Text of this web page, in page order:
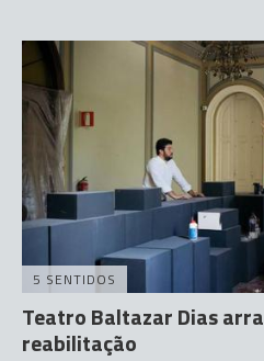
5 SENTIDOS
Teatro Baltazar Dias
reabilitação